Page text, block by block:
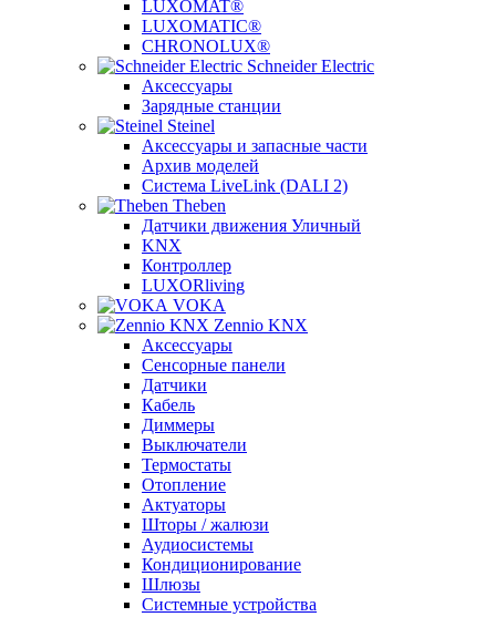
LUXOMAT®
LUXOMATIC®
CHRONOLUX®
Schneider Electric
Аксессуары
Зарядные станции
Steinel
Аксессуары и запасные части
Архив моделей
Система LiveLink (DALI 2)
Theben
Датчики движения Уличный
KNX
Контроллер
LUXORliving
VOKA
Zennio KNX
Аксессуары
Сенсорные панели
Датчики
Кабель
Диммеры
Выключатели
Термостаты
Отопление
Актуаторы
Шторы / жалюзи
Аудиосистемы
Кондиционирование
Шлюзы
Системные устройства